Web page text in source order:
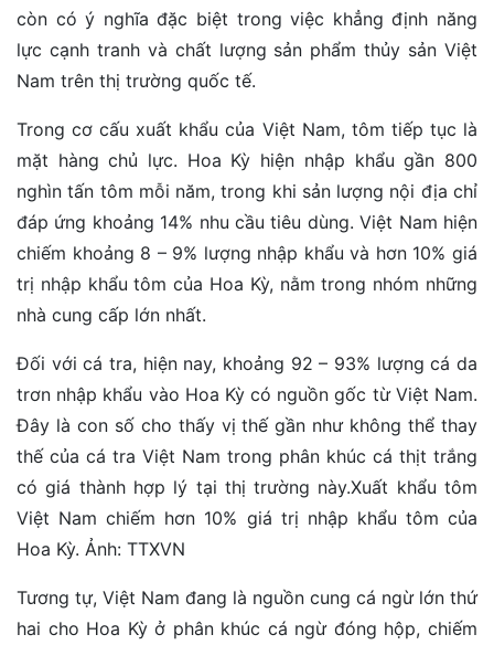
còn có ý nghĩa đặc biệt trong việc khẳng định năng
lực cạnh tranh và chất lượng sản phẩm thủy sản Việt
Nam trên thị trường quốc tế.
Trong cơ cấu xuất khẩu của Việt Nam, tôm tiếp tục là
mặt hàng chủ lực. Hoa Kỳ hiện nhập khẩu gần 800
nghìn tấn tôm mỗi năm, trong khi sản lượng nội địa chỉ
đáp ứng khoảng 14% nhu cầu tiêu dùng. Việt Nam hiện
chiếm khoảng 8 – 9% lượng nhập khẩu và hơn 10% giá
trị nhập khẩu tôm của Hoa Kỳ, nằm trong nhóm những
nhà cung cấp lớn nhất.
Đối với cá tra, hiện nay, khoảng 92 – 93% lượng cá da
trơn nhập khẩu vào Hoa Kỳ có nguồn gốc từ Việt Nam.
Đây là con số cho thấy vị thế gần như không thể thay
thế của cá tra Việt Nam trong phân khúc cá thịt trắng
có giá thành hợp lý tại thị trường này.Xuất khẩu tôm
Việt Nam chiếm hơn 10% giá trị nhập khẩu tôm của
Hoa Kỳ. Ảnh: TTXVN
Tương tự, Việt Nam đang là nguồn cung cá ngừ lớn thứ
hai cho Hoa Kỳ ở phân khúc cá ngừ đóng hộp, chiếm